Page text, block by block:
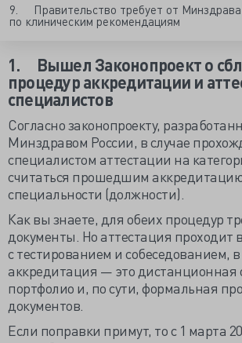
9. Правительство требует от Минздрава
по клиническим рекомендациям
1.
Вышел Законопроект о
процедур аккредитации и
специалистов
Согласно законопроекту,
Минздравом России, в случае
специалистом аттестации на
считаться прошедшим
специальности (должности).
Как вы знаете, для обеих процедур
документы. Но аттестация проходит
с тестированием и собеседованием,
аккредитация — это дистанционная
портфолио и, по сути, формальная
документов.
Если поправки примут, то с 1 марта